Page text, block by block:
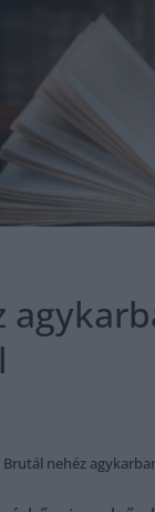
Brutál nehéz